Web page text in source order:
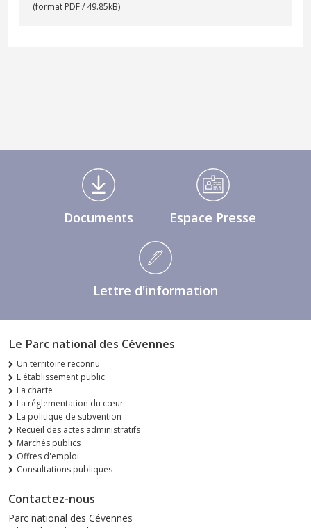
(format PDF / 49.85kB)
Médiathèque Footer
Documents Espace Presse
Lettre d'information
Le Parc national des Cévennes
Un territoire reconnu
L'établissement public
La charte
La réglementation du cœur
La politique de subvention
Recueil des actes administratifs
Marchés publics
Offres d'emploi
Consultations publiques
Contactez-nous
Parc national des Cévennes